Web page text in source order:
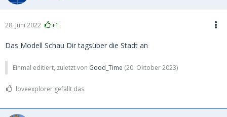
28. Juni 2022 +1
Das Modell Schau Dir tagsüber die Stadt an
Einmal editiert, zuletzt von Good_Time (20. Oktober 2023)
loveexplorer gefällt das.